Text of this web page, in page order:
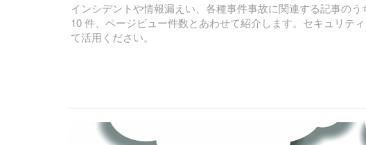
インシデントや情報漏えい、各種事件事故に関連する記事の
10 件、ページビュー件数とあわせて紹介します。セキュリテ
て活用ください。